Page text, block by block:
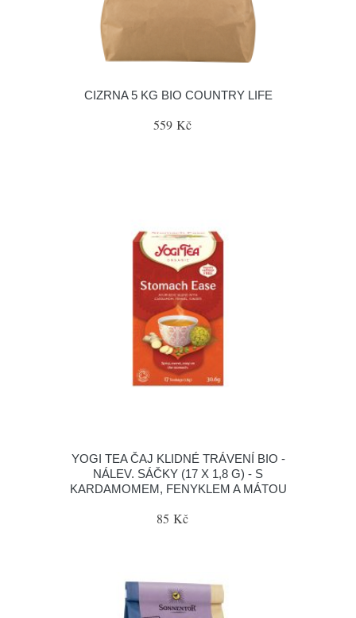
CIZRNA 5 KG BIO COUNTRY LIFE
559 Kč
YOGI TEA ČAJ KLIDNÉ TRÁVENÍ BIO -
NÁLEV. SÁČKY (17 X 1,8 G) - S
KARDAMOMEM, FENYKLEM A MÁTOU
85 Kč